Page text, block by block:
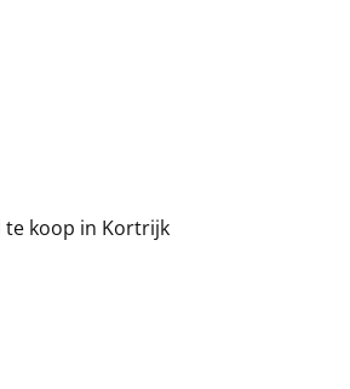
te koop in Kortrijk